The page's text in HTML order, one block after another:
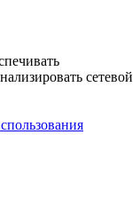
сетевой